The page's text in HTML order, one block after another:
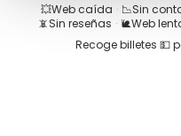
💥Web caída · 📉Sin
📵Sin reseñas · 🐌Web
Recoge billetes 💵